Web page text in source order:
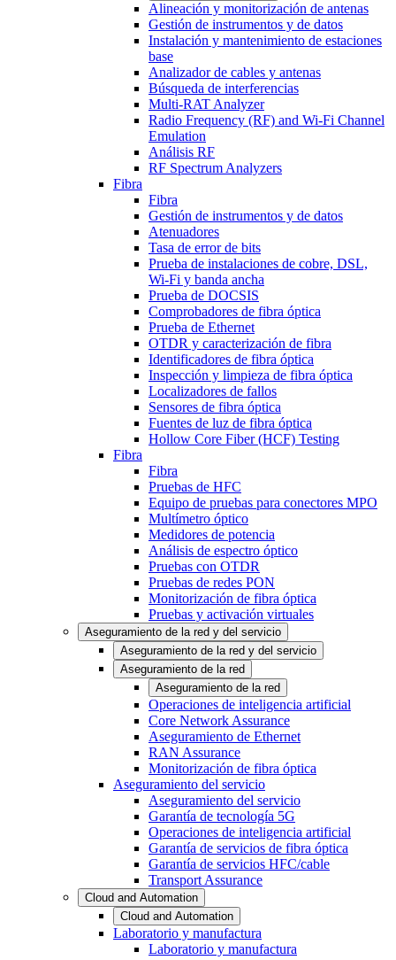
Alineación y monitorización de antenas
Gestión de instrumentos y de datos
Instalación y mantenimiento de estaciones
base
Analizador de cables y antenas
Búsqueda de interferencias
Multi-RAT Analyzer
Radio Frequency (RF) and Wi-Fi Channel
Emulation
Análisis RF
RF Spectrum Analyzers
Fibra
Fibra
Gestión de instrumentos y de datos
Atenuadores
Tasa de error de bits
Prueba de instalaciones de cobre, DSL,
Wi-Fi y banda ancha
Prueba de DOCSIS
Comprobadores de fibra óptica
Prueba de Ethernet
OTDR y caracterización de fibra
Identificadores de fibra óptica
Inspección y limpieza de fibra óptica
Localizadores de fallos
Sensores de fibra óptica
Fuentes de luz de fibra óptica
Hollow Core Fiber (HCF) Testing
Fibra
Fibra
Pruebas de HFC
Equipo de pruebas para conectores MPO
Multímetro óptico
Medidores de potencia
Análisis de espectro óptico
Pruebas con OTDR
Pruebas de redes PON
Monitorización de fibra óptica
Pruebas y activación virtuales
Aseguramiento de la red y del servicio
Aseguramiento de la red y del servicio
Aseguramiento de la red
Aseguramiento de la red
Operaciones de inteligencia artificial
Core Network Assurance
Aseguramiento de Ethernet
RAN Assurance
Monitorización de fibra óptica
Aseguramiento del servicio
Aseguramiento del servicio
Garantía de tecnología 5G
Operaciones de inteligencia artificial
Garantía de servicios de fibra óptica
Garantía de servicios HFC/cable
Transport Assurance
Cloud and Automation
Cloud and Automation
Laboratorio y manufactura
Laboratorio y manufactura